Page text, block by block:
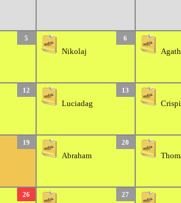
5 6
Nikolaj
12 13
Luciadag
19 20
Abraham
26 27